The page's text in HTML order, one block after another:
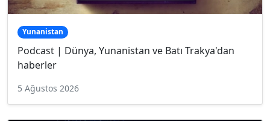
Yunanistan
Podcast | Dünya, Yunanistan ve Batı Trakya'dan
haberler
5 Ağustos 2026